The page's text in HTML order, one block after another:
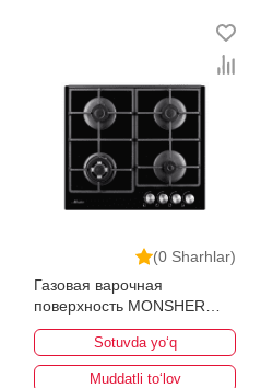
(0 Sharhlar)
Газовая варочная
поверхность MONSHER
MHG 62 BG
Sotuvda yo‘q
Muddatli to‘lov